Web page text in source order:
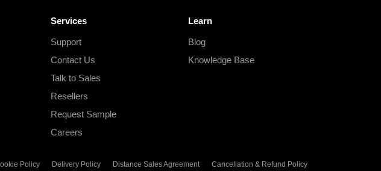
Services
Support
Contact Us
Talk to Sales
Resellers
Request Sample
Careers
Learn
Blog
Knowledge Base
Policy Delivery Policy Distance Sales Agreement Cancellation & Refund Policy